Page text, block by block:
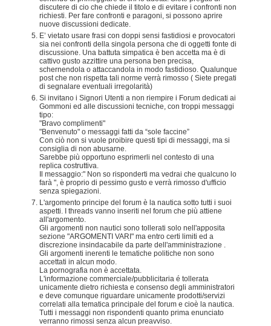
discutere di cio che chiede il titolo e di evitare i confronti non
richiesti. Per fare confronti e paragoni, si possono aprire
nuove discussioni dedicate.
E’ vietato usare frasi con doppi sensi fastidiosi e provocatori
sia nei confronti della singola persona che di oggetti fonte di
discussione. Una battuta simpatica è ben accetta ma è di
cattivo gusto azzittire una persona ben precisa,
schernendola o attaccandola in modo fastidioso. Qualunque
post che non rispetta tali norme verrà rimosso ( Siete pregati
di segnalare eventuali irregolarità)
Si invitano i Signori Utenti a non riempire i Forum dedicati ai
Gommoni ed alle discussioni tecniche, con troppi messaggi
tipo:
"Bravo complimenti"
"Benvenuto" o messaggi fatti da “sole faccine”
Con ciò non si vuole proibire questi tipi di messaggi, ma si
consiglia di non abusarne.
Sarebbe più opportuno esprimerli nel contesto di una
replica costruttiva.
Il messaggio:" Non so risponderti ma vedrai che qualcuno lo
farà ", è proprio di pessimo gusto e verrà rimosso d'ufficio
senza spiegazioni.
L'argomento principe del forum è la nautica sotto tutti i suoi
aspetti. I threads vanno inseriti nel forum che più attiene
all'argomento.
Gli argomenti non nautici sono tollerati solo nell'apposita
sezione "ARGOMENTI VARI" ma entro certi limiti ed a
discrezione insindacabile da parte dell'amministrazione .
Gli argomenti inerenti le tematiche politiche non sono
accettati in alcun modo.
La pornografia non è accettata.
L'informazione commerciale/pubblicitaria é tollerata
unicamente dietro richiesta e consenso degli amministratori
e deve comunque riguardare unicamente prodotti/servizi
correlati alla tematica principale del forum e cioè la nautica.
Tutti i messaggi non rispondenti quanto prima enunciato
verranno rimossi senza alcun preavviso.